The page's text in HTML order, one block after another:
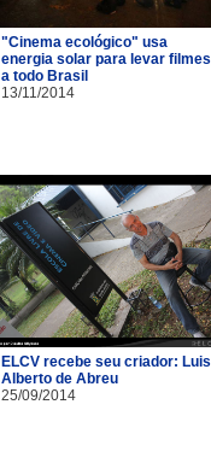
"Cinema ecológico" usa
energia solar para levar filmes
a todo Brasil
13/11/2014
ELCV recebe seu criador: Luis
Alberto de Abreu
25/09/2014